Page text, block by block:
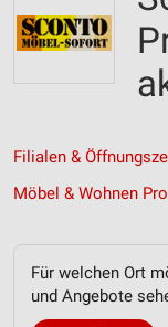
Filialen &
Möbel & Wohnen
Für welchen Ort
und Angebote